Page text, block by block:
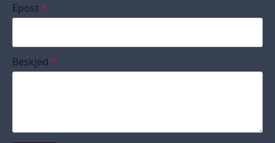
Epost *
Beskjed *